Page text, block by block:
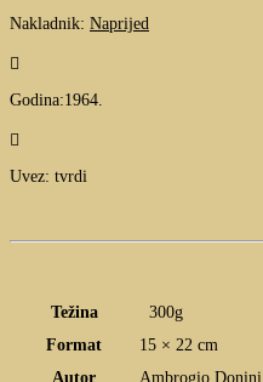
Nakladnik: Naprijed

Godina:1964.

Uvez: tvrdi
Težina
300g
Format
15 × 22 cm
Autor
Ambrogio Donini